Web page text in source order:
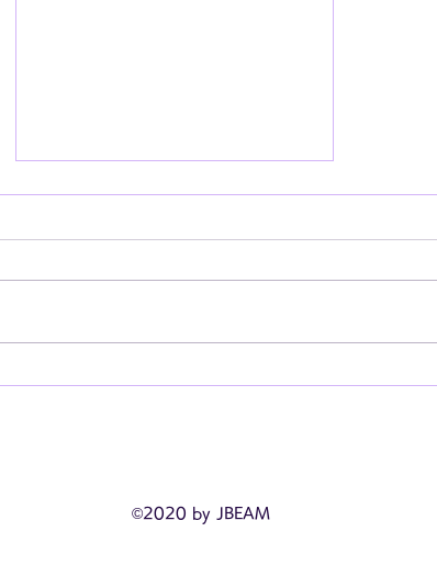
歴史に残るヒップホップコン
©2020 by JBEAM